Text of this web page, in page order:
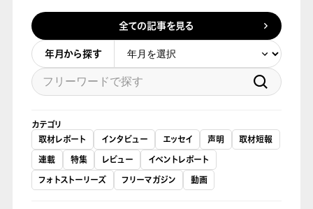
全ての記事を見る
年月から探す
カテゴリ
取材レポート
インタビュー エッセイ 声明
取材短報
連載
特集 レビュー
イベントレポート
フォトストーリーズ
フリーマガジン 動画